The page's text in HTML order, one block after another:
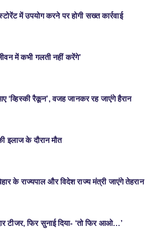
में उपयोग करने पर होगी सख्त कार्रवाई
में कभी गलती नहीं करेंगे’
रैकून’, वजह जानकर रह जाएंगे हैरान
इलाज के दौरान मौत
के राज्यपाल और विदेश राज्य मंत्री जाएंगे तेहरान
टीजर, फिर सुनाई दिया- ‘तो फिर आओ…’